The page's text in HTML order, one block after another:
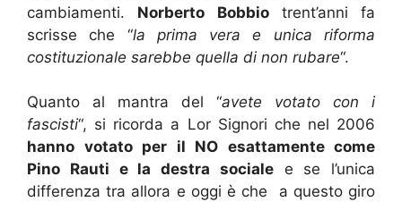
cambiamenti. Norberto Bobbiotrent’anni fa
scrisse che “la prima vera e unica riforma
costituzionale sarebbe quella di non rubare“.
Quanto al mantra del “avete votato con i
fascisti“, si ricorda a Lor Signori che nel 2006
hanno votato per il NO esattamente come
Pino Rauti e la destra socialee se l’unica
differenza tra allora e oggi è che a questo giro